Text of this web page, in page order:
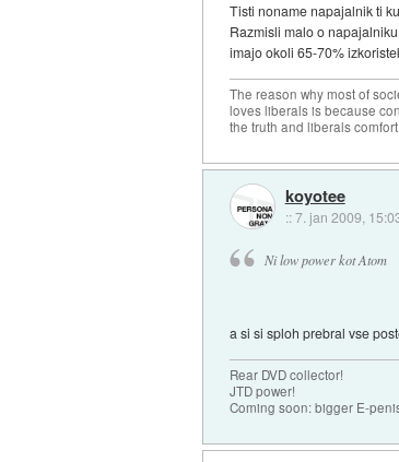
Tisti noname napajalnik ti
Razmisli malo o
imajo okoli 65-70%
The reason why most of
loves liberals is because
the truth and liberals
koyotee
::7. jan 2009,
Ni low power kot Atom
a si si sploh prebral vse
Rear DVD collector!
JTD power!
Coming soon: bigger E-